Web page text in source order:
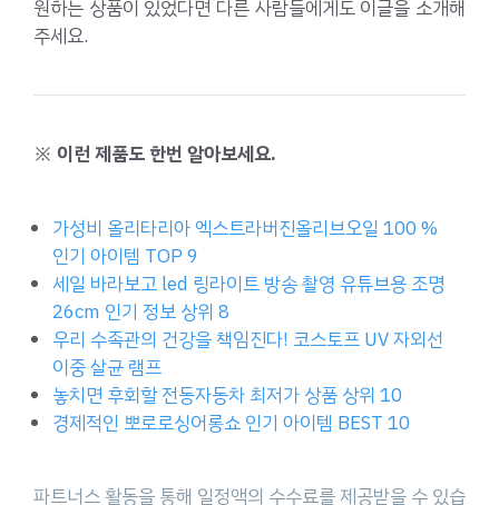
원하는 상품이 있었다면 다른 사람들에게도 이글을 소개해
주세요.
※ 이런 제품도 한번 알아보세요.
가성비 올리타리아 엑스트라버진올리브오일 100 %
인기 아이템 TOP 9
세일 바라보고 led 링라이트 방송 촬영 유튜브용 조명
26cm 인기 정보 상위 8
우리 수족관의 건강을 책임진다! 코스토프 UV 자외선
이중 살균 램프
놓치면 후회할 전동자동차 최저가 상품 상위 10
경제적인 뽀로로싱어롱쇼 인기 아이템 BEST 10
파트너스 활동을 통해 일정액의 수수료를 제공받을 수 있습